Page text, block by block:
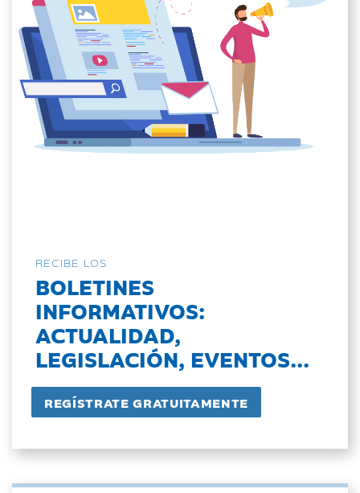
RECIBE LOS
BOLETINES
INFORMATIVOS:
ACTUALIDAD,
LEGISLACIÓN, EVENTOS...